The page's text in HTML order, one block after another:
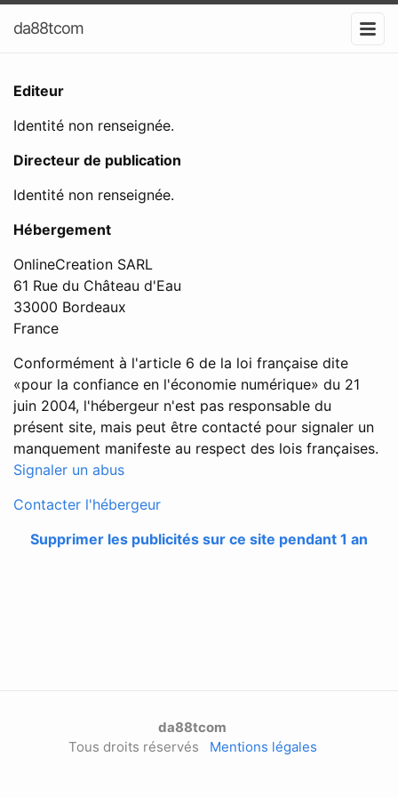
da88tcom
Editeur
Identité non renseignée.
Directeur de publication
Identité non renseignée.
Hébergement
OnlineCreation SARL
61 Rue du Château d'Eau
33000 Bordeaux
France
Conformément à l'article 6 de la loi française dite
«pour la confiance en l'économie numérique» du 21
juin 2004, l'hébergeur n'est pas responsable du
présent site, mais peut être contacté pour signaler un
manquement manifeste au respect des lois françaises.
Signaler un abus
Contacter l'hébergeur
Supprimer les publicités sur ce site pendant 1 an
da88tcom
Tous droits réservés Mentions légales